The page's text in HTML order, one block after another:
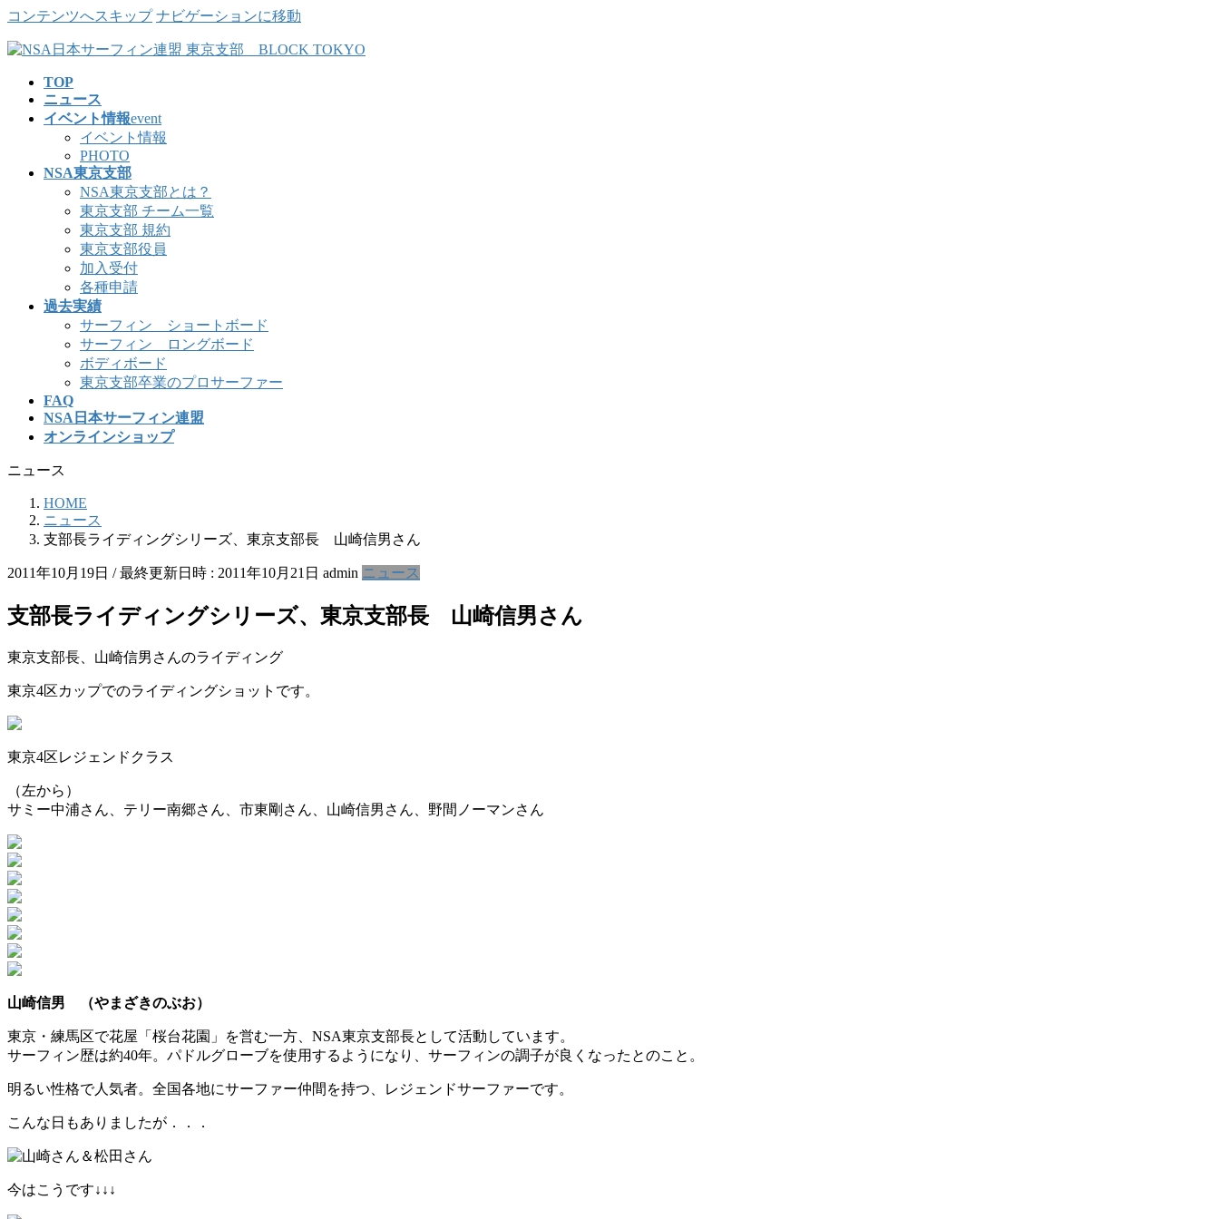
コンテンツへスキップ ナビゲーションに移動
TOP
ニュース
イベント情報event
イベント情報
PHOTO
NSA東京支部
NSA東京支部とは？
東京支部 チーム一覧
東京支部 規約
東京支部役員
加入受付
各種申請
過去実績
サーフィン ショートボード
サーフィン ロングボード
ボディボード
東京支部卒業のプロサーファー
FAQ
NSA日本サーフィン連盟
オンラインショップ
ニュース
HOME
ニュース
支部長ライディングシリーズ、東京支部長 山崎信男さん
2011年10月19日 / 最終更新日時 : 2011年10月21日 admin ニュース
支部長ライディングシリーズ、東京支部長 山崎信男さん
東京支部長、山崎信男さんのライディング
東京4区カップでのライディングショットです。
東京4区レジェンドクラス
（左から）
サミー中浦さん、テリー南郷さん、市東剛さん、山崎信男さん、野間ノーマンさん
山崎信男 （やまざきのぶお）
東京・練馬区で花屋「桜台花園」を営む一方、NSA東京支部長として活動しています。
サーフィン歴は約40年。パドルグローブを使用するようになり、サーフィンの調子が良くなったとのこと。
明るい性格で人気者。全国各地にサーファー仲間を持つ、レジェンドサーファーです。
こんな日もありましたが．．．
今はこうです↓↓↓